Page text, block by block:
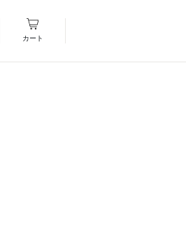
カート